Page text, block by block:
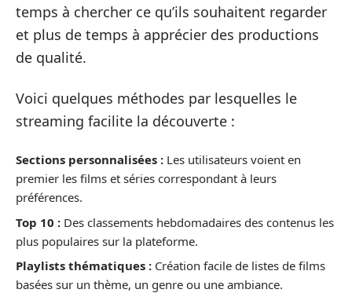
temps à chercher ce qu’ils souhaitent regarder
et plus de temps à apprécier des productions
de qualité.
Voici quelques méthodes par lesquelles le
streaming facilite la découverte :
Sections personnalisées : Les utilisateurs voient en
premier les films et séries correspondant à leurs
préférences.
Top 10 : Des classements hebdomadaires des contenus les
plus populaires sur la plateforme.
Playlists thématiques : Création facile de listes de films
basées sur un thème, un genre ou une ambiance.